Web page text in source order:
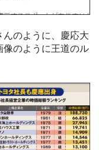
のように、慶応大
像のように王道のル